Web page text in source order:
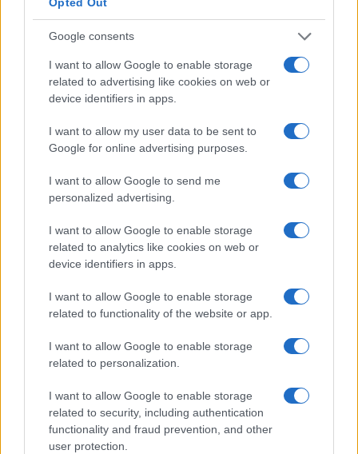
Google consents
I want to allow Google to enable storage
related to advertising like cookies on web or
device identifiers in apps.
I want to allow my user data to be sent to
Google for online advertising purposes.
I want to allow Google to send me
personalized advertising.
I want to allow Google to enable storage
related to analytics like cookies on web or
device identifiers in apps.
I want to allow Google to enable storage
related to functionality of the website or app.
I want to allow Google to enable storage
related to personalization.
I want to allow Google to enable storage
related to security, including authentication
functionality and fraud prevention, and other
user protection.
Milan trovò un micidiale uno-due nei cinque
minuti prima dell’intervallo
Rebic e dell’ex Ibrahimovic.
Tuttavia dopo aver giocato i migliori 55 minuti
della stagione,i rossoneri si sciolsero al gol di
Brozovic. L’Inter riprese fiducia e nel giro di 120
secondi ottenne anche il pareggio. Nonostante la
carica del suo leader svedese, il Milan si perse
completamente tra paure e insicurezze che
avevano accompagnato la squadra per tutta la
stagione.I nerazzurri, spinti dai tifosi,
riuscirono a trovare il sorpasso al 70’ con un
colpo di testa di de Vrij. Nel finale il Milan sfiorò
chiuse i conti col definitivo 4-2. La vittoria nel
derby non valse lo scudetto all’Inter, ma fu
invece una grande svolta per gli uomini di Pioli
che dopo quella partita persero una sola gara per
tutto il restante 2020.